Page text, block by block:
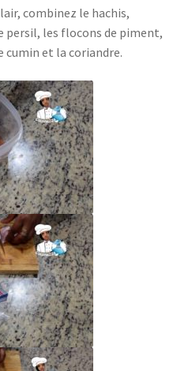
combinez le hachis,
persil, les flocons de piment,
cumin et la coriandre.